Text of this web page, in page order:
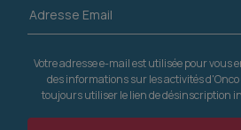
Votre adresse e-mail est utilisée pour vous
des informations sur les activités
toujours utiliser le lien de désinscription